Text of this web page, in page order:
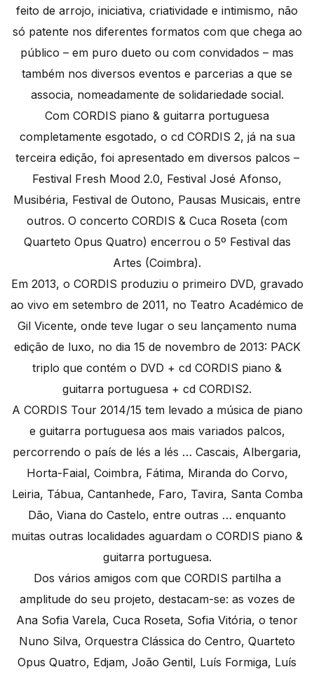
feito de arrojo, iniciativa, criatividade e intimismo, não
só patente nos diferentes formatos com que chega ao
público – em puro dueto ou com convidados – mas
também nos diversos eventos e parcerias a que se
associa, nomeadamente de solidariedade social.
Com CORDIS piano & guitarra portuguesa
completamente esgotado, o cd CORDIS 2, já na sua
terceira edição, foi apresentado em diversos palcos –
Festival Fresh Mood 2.0, Festival José Afonso,
Musibéria, Festival de Outono, Pausas Musicais, entre
outros. O concerto CORDIS & Cuca Roseta (com
Quarteto Opus Quatro) encerrou o 5º Festival das
Artes (Coimbra).
Em 2013, o CORDIS produziu o primeiro DVD, gravado
ao vivo em setembro de 2011, no Teatro Académico de
Gil Vicente, onde teve lugar o seu lançamento numa
edição de luxo, no dia 15 de novembro de 2013: PACK
triplo que contém o DVD + cd CORDIS piano &
guitarra portuguesa + cd CORDIS2.
A CORDIS Tour 2014/15 tem levado a música de piano
e guitarra portuguesa aos mais variados palcos,
percorrendo o país de lés a lés … Cascais, Albergaria,
Horta-Faial, Coimbra, Fátima, Miranda do Corvo,
Leiria, Tábua, Cantanhede, Faro, Tavira, Santa Comba
Dão, Viana do Castelo, entre outras … enquanto
muitas outras localidades aguardam o CORDIS piano &
guitarra portuguesa.
Dos vários amigos com que CORDIS partilha a
amplitude do seu projeto, destacam-se: as vozes de
Ana Sofia Varela, Cuca Roseta, Sofia Vitória, o tenor
Nuno Silva, Orquestra Clássica do Centro, Quarteto
Opus Quatro, Edjam, João Gentil, Luís Formiga, Luís